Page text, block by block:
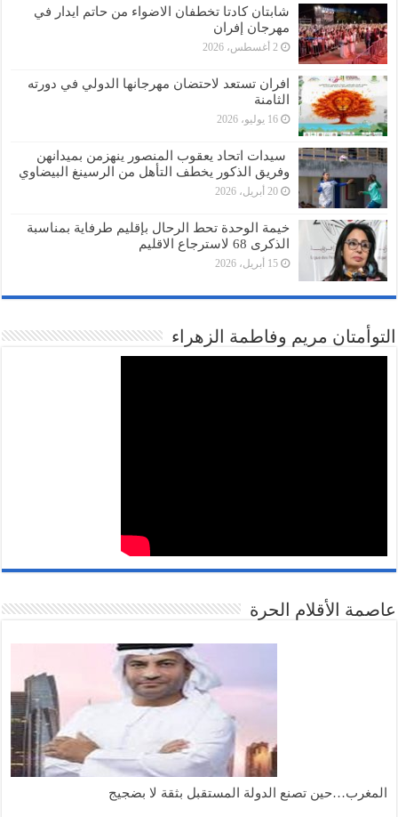
شابتان كادتا تخطفان الاضواء من حاتم ايدار في
مهرجان إفران
2 أغسطس، 2026
افران تستعد لاحتضان مهرجانها الدولي في دورته
الثامنة
16 يوليو، 2026
سيدات اتحاد يعقوب المنصور ينهزمن بميدانهن
وفريق الذكور يخطف التأهل من الرسينغ البيضاوي
20 أبريل، 2026
خيمة الوحدة تحط الرحال بإقليم طرفاية بمناسبة
الذكرى 68 لاسترجاع الاقليم
15 أبريل، 2026
التوأمتان مريم وفاطمة الزهراء
عاصمة الأقلام الحرة
المغرب…حين تصنع الدولة المستقبل بثقة لا بضجيج